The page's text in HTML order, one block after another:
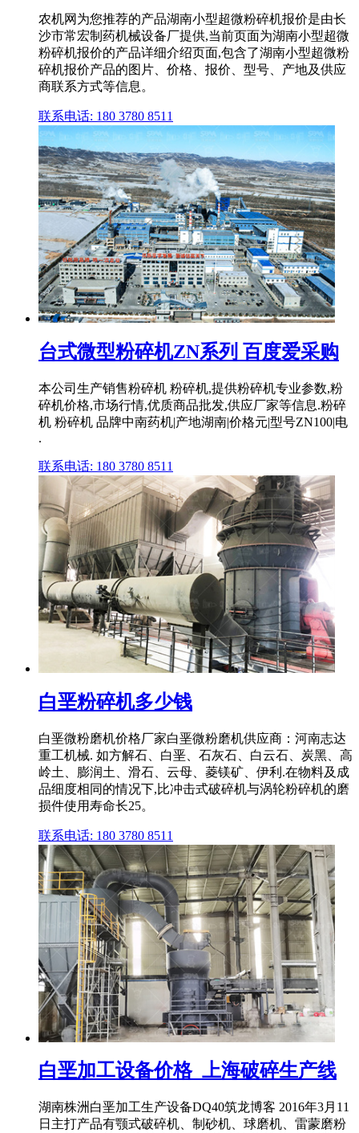
农机网为您推荐的产品湖南小型超微粉碎机报价是由长
沙市常宏制药机械设备厂提供,当前页面为湖南小型超微
粉碎机报价的产品详细介绍页面,包含了湖南小型超微粉
碎机报价产品的图片、价格、报价、型号、产地及供应
商联系方式等信息。
联系电话: 180 3780 8511
台式微型粉碎机ZN系列 百度爱采购
本公司生产销售粉碎机 粉碎机,提供粉碎机专业参数,粉
碎机价格,市场行情,优质商品批发,供应厂家等信息.粉碎
机 粉碎机 品牌中南药机|产地湖南|价格元|型号ZN100|电
.
联系电话: 180 3780 8511
白垩粉碎机多少钱
白垩微粉磨机价格厂家白垩微粉磨机供应商：河南志达
重工机械. 如方解石、白垩、石灰石、白云石、炭黑、高
岭土、膨润土、滑石、云母、菱镁矿、伊利.在物料及成
品细度相同的情况下,比冲击式破碎机与涡轮粉碎机的磨
损件使用寿命长25。
联系电话: 180 3780 8511
白垩加工设备价格_上海破碎生产线
湖南株洲白垩加工生产设备DQ40筑龙博客 2016年3月11
日主打产品有颚式破碎机、制砂机、球磨机、雷蒙磨粉